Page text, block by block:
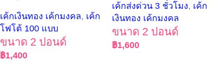
เค้กเงินทอง เค้กมงคล, เค้ก
โฟโต้ 100 แบบ
ขนาด 2 ปอนด์
฿1,400
เค้กส่งด่วน 3 ชั่วโมง, เค้ก
เงินทอง เค้กมงคล
ขนาด 2 ปอนด์
฿1,600